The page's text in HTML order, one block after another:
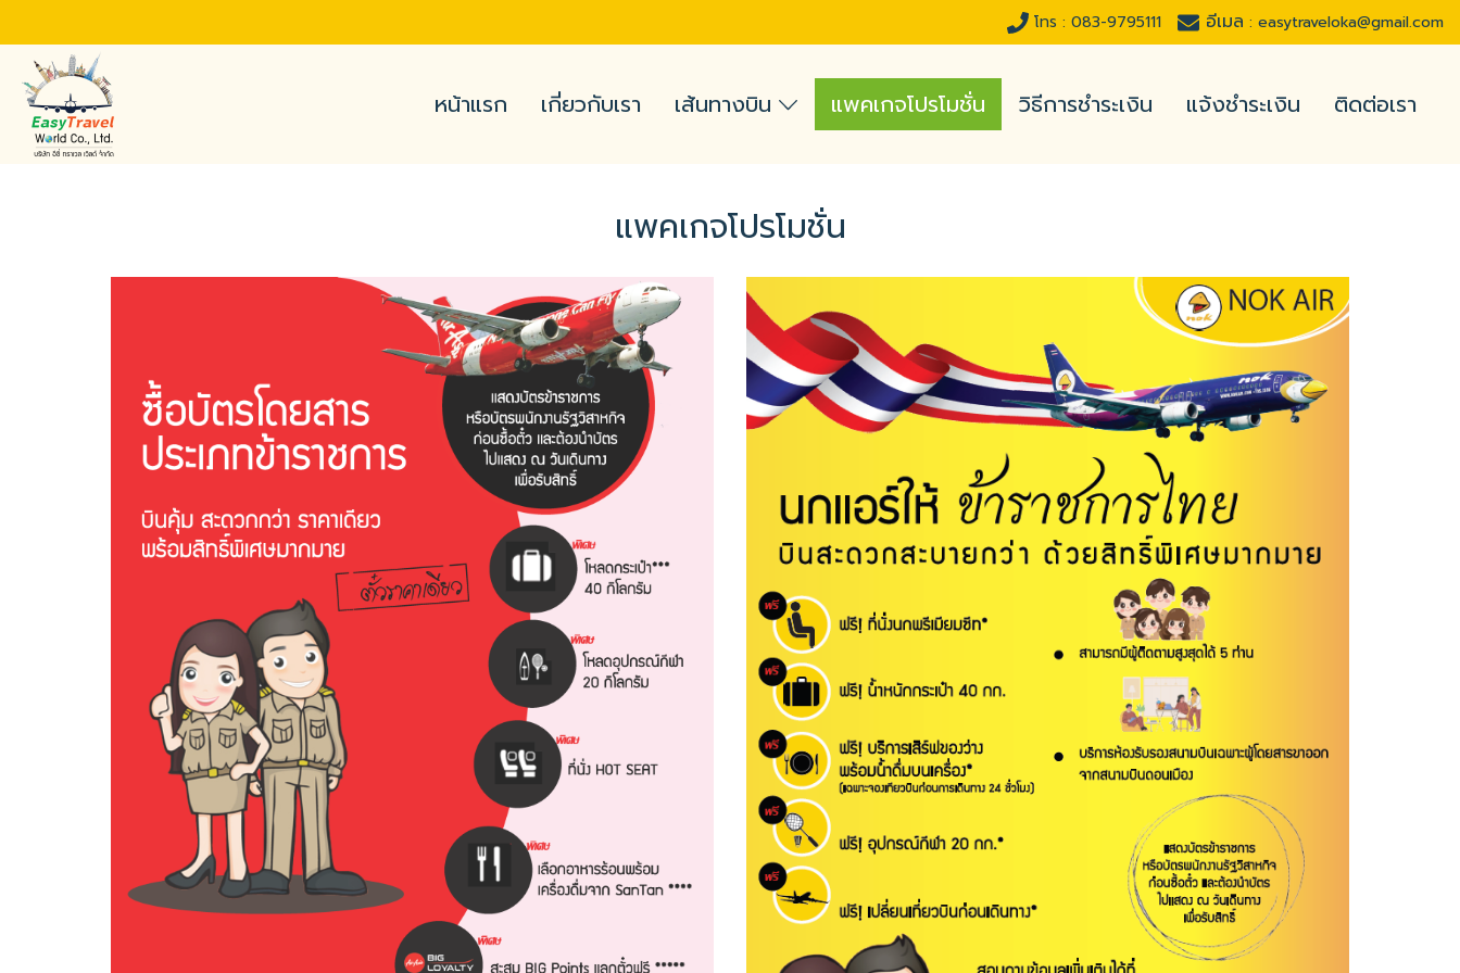
โทร : 083-9795111 อีเมล : easytraveloka@gmail.com
หน้าแรก เกี่ยวกับเรา เส้นทางบิน แพคเกจโปรโมชั่น วิธีการชำระเงิน แจ้งชำระเงิน ติดต่อเรา
แพคเกจโปรโมชั่น